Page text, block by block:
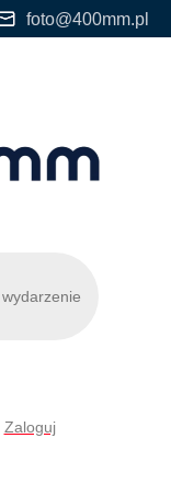
foto@400mm.pl
Zaloguj